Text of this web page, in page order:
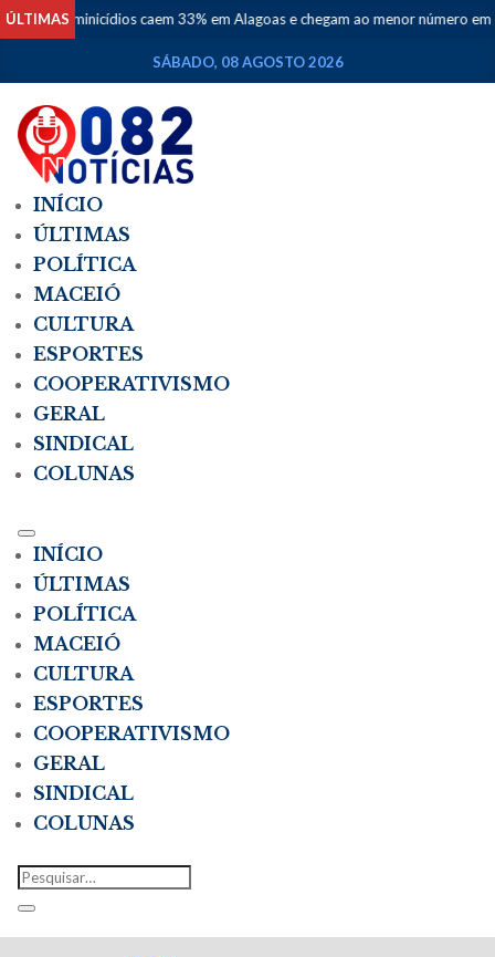
ÚLTIMAScaem 33% em Alagoas e chegam ao menor número em dez anos
SÁBADO, 08 AGOSTO 2026
INÍCIO
ÚLTIMAS
POLÍTICA
MACEIÓ
CULTURA
ESPORTES
COOPERATIVISMO
GERAL
SINDICAL
COLUNAS
INÍCIO
ÚLTIMAS
POLÍTICA
MACEIÓ
CULTURA
ESPORTES
COOPERATIVISMO
GERAL
SINDICAL
COLUNAS